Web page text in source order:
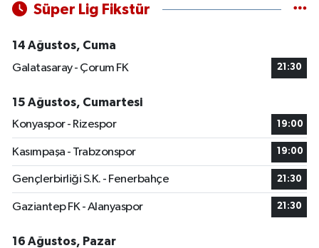
Süper Lig Fikstür
14 Ağustos, Cuma
Galatasaray - Çorum FK
21:30
15 Ağustos, Cumartesi
Konyaspor - Rizespor
19:00
Kasımpaşa - Trabzonspor 19:00
Gençlerbirliği S.K. - Fenerbahçe 21:30
Gaziantep FK - Alanyaspor 21:30
16 Ağustos, Pazar